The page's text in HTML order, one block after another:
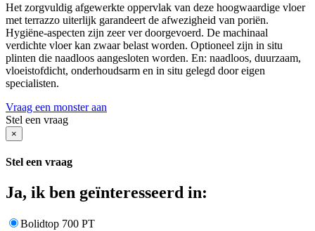
Het zorgvuldig afgewerkte oppervlak van deze hoogwaardige vloer
met terrazzo uiterlijk garandeert de afwezigheid van poriën.
Hygiëne-aspecten zijn zeer ver doorgevoerd. De machinaal
verdichte vloer kan zwaar belast worden. Optioneel zijn in situ
plinten die naadloos aangesloten worden. En: naadloos, duurzaam,
vloeistofdicht, onderhoudsarm en in situ gelegd door eigen
specialisten.
Vraag een monster aan
Stel een vraag
×
Stel een vraag
Ja, ik ben geïnteresseerd in:
Bolidtop 700 PT